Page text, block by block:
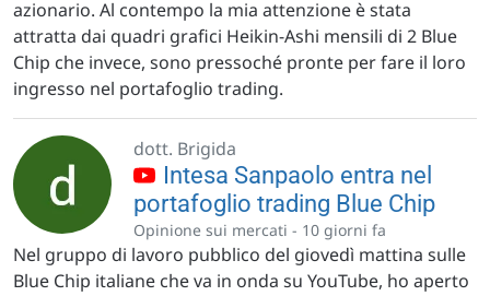
azionario. Al contempo la mia attenzione è stata
attratta dai quadri grafici Heikin-Ashi mensili di 2 Blue
Chip che invece, sono pressoché pronte per fare il loro
ingresso nel portafoglio trading.
dott. Brigida
Intesa Sanpaolo entra nel
portafoglio trading Blue Chip
Opinione sui mercati - 10 giorni fa
Nel gruppo di lavoro pubblico del giovedì mattina sulle
Blue Chip italiane che va in onda su YouTube, ho aperto